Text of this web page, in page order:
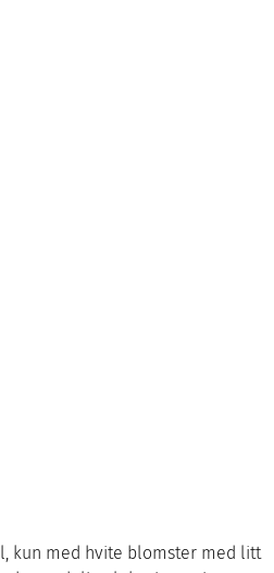
kun med hvite blomster med litt